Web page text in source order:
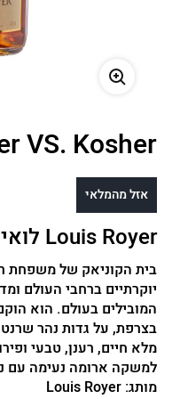
VS. Kosher
אזל מהמלאי
Louis Royer לואי רוייה
בית הקוניאק של משפחת
יוקרתיים ברחבי העולם
מלא חיים, רענן, טבעי
למשקה ארומה נעימה עם
מותג:Louis Royer